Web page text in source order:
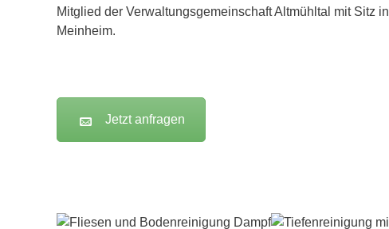
Mitglied der Verwaltungsgemeinschaft Altmühltal mit Sitz in
Meinheim.
Jetzt anfragen